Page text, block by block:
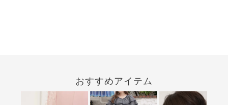
おすすめアイテム